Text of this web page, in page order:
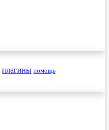
плагины помощь